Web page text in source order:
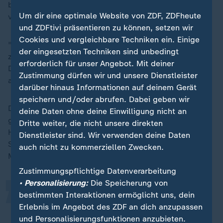
betont. Sie werden nur zeitlich komprimierter
vermittelt.
"Wir gehen davon aus, dass die ganzen Studenten, die
zu uns kommen, im Lernmodus sind von der Uni."
Daher könnten sie viel mehr Material in kürzester Zeit
aufnehmen.
Die Verantwortung, die Straßenbahnen zu lenken, ist
groß, betont der 54-Jährige. Bei einer
Höchstgeschwindigkeit von bis zu 80 Kilometern pro
Stunde könne der Bremsweg im besten Fall bei 90
Metern liegen.
Ich glaube, dass man dafür wirklich
hundertprozentige Konzentration
„
Um dir eine optimale Website von ZDF, ZDFheute
und ZDFtivi präsentieren zu können, setzen wir
Cookies und vergleichbare Techniken ein. Einige
der eingesetzten Techniken sind unbedingt
erforderlich für unser Angebot. Mit deiner
Zustimmung dürfen wir und unsere Dienstleister
darüber hinaus Informationen auf deinem Gerät
speichern und/oder abrufen. Dabei geben wir
deine Daten ohne deine Einwilligung nicht an
Dritte weiter, die nicht unsere direkten
Dienstleister sind. Wir verwenden deine Daten
auch nicht zu kommerziellen Zwecken.
Zustimmungspflichtige Datenverarbeitung
• Personalisierung:Die Speicherung von
bestimmten Interaktionen ermöglicht uns, dein
Erlebnis im Angebot des ZDF an dich anzupassen
und Personalisierungsfunktionen anzubieten.